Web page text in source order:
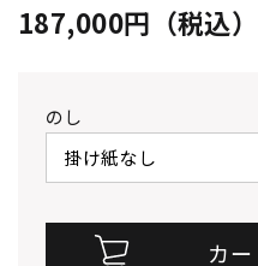
187,000円（税込）
のし